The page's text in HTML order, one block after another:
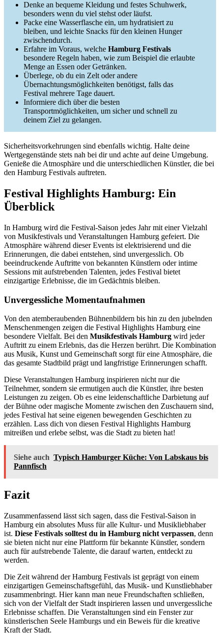
Denke an bequeme Kleidung und festes Schuhwerk,
besonders wenn du viel stehst oder läufst.
Packe eine Wasserflasche ein, um hydratisiert zu
bleiben, und leichte Snacks für den kleinen Hunger
zwischendurch.
Erfahre im Voraus, welche Hamburg Festivals
besondere Regeln haben, wie zum Beispiel die erlaubte
Menge an Essen oder Getränken.
Überlege, ob du ein Zelt oder andere
Übernachtungsmöglichkeiten benötigst, falls das
Festival mehrere Tage dauert.
Informiere dich über die besten
Transportmöglichkeiten, um sicher und schnell zu
deinem Ziel zu gelangen.
Sicherheitsvorkehrungen sind ebenfalls wichtig. Halte deine
Wertgegenstände stets nah bei dir und achte auf deine Umgebung.
Genieße die Atmosphäre und die unterschiedlichen Künstler, die bei
den Hamburg Festivals auftreten.
Festival Highlights Hamburg: Ein
Überblick
In Hamburg wird die Festival-Saison jedes Jahr mit einer Vielzahl
von Musikfestivals und Veranstaltungen Hamburg gefeiert. Die
Atmosphäre während dieser Events ist elektrisierend und die
Erinnerungen, die dabei entstehen, sind unvergesslich. Ob
beeindruckende Auftritte von bekannten Künstlern oder intime
Sessions mit aufstrebenden Talenten, jedes Festival bietet
einzigartige Erlebnisse, die im Gedächtnis bleiben.
Unvergessliche Momentaufnahmen
Von den atemberaubenden Bühnenbildern bis hin zu den jubelnden
Menschenmengen zeigen die Festival Highlights Hamburg eine
besondere Vielfalt. Bei den Musikfestivals Hamburg wird jeder
Auftritt zu einem Erlebnis, das die Herzen berührt. Die Kombination
aus Musik, Kunst und Gemeinschaft sorgt für eine Atmosphäre, die
das gesamte Stadtbild prägt und langfristige Erinnerungen schafft.
Diese Veranstaltungen Hamburg inspirieren nicht nur die
Teilnehmer, sondern sie ermutigen auch die Künstler, ihre besten
Leistungen zu zeigen. Ob es eine leidenschaftliche Darbietung auf
der Bühne oder magische Momente zwischen den Zuschauern sind,
jedes Festival hat seine eigenen bewegenden Geschichten zu
erzählen. Lass dich von diesen Festival Highlights Hamburg
mitreißen und erlebe selbst, was die Stadt zu bieten hat!
Siehe auch Typisch Hamburger Küche: Von Labskaus bis
Pannfisch
Fazit
Zusammenfassend lässt sich sagen, dass die Festival-Saison in
Hamburg ein absolutes Muss für alle Kultur- und Musikliebhaber
ist. Diese Festivals solltest du in Hamburg nicht verpassen, denn
sie bieten nicht nur eine Plattform für bekannte Künstler, sondern
auch für aufstrebende Talente, die darauf warten, entdeckt zu
werden.
Die Zeit während der Hamburg Festivals ist geprägt von einem
einzigartigen Gemeinschaftsgefühl, das Musik- und Kunstliebhaber
zusammenbringt. Hier kann man neue Freundschaften schließen,
sich von der Vielfalt der Stadt inspirieren lassen und unvergessliche
Erlebnisse schaffen. Die Veranstaltungen sind ein Fenster zur
künstlerischen Seele Hamburgs und ein Beweis für die kreative
Kraft der Stadt.